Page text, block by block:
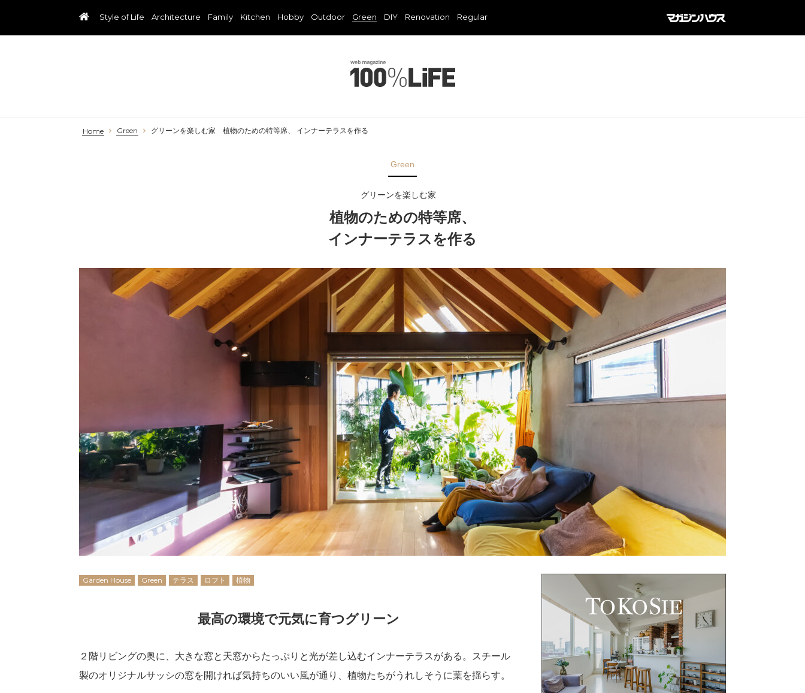
Style of Life Architecture Family Kitchen Hobby Outdoor Green DIY Renovation Regular
Home Green グリーンを楽しむ家 植物のための特等席、 インナーテラスを作る
Green
グリーンを楽しむ家
植物のための特等席、
インナーテラスを作る
Garden House Green テラス ロフト 植物
最高の環境で元気に育つグリーン
２階リビングの奥に、大きな窓と天窓からたっぷりと光が差し込むインナーテラスがある。スチール
製のオリジナルサッシの窓を開ければ気持ちのいい風が通り、植物たちがうれしそうに葉を揺らす。